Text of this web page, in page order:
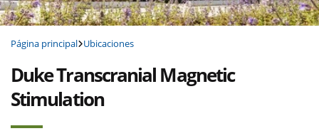
Página principal Ubicaciones
Duke Transcranial Magnetic
Stimulation